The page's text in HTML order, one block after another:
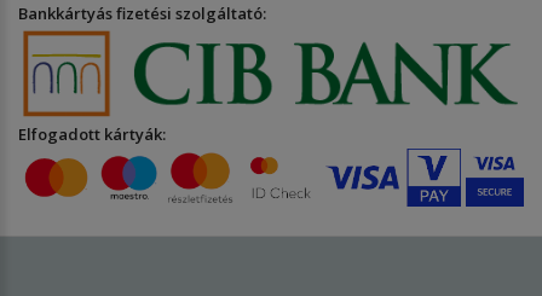
Bankkártyás fizetési szolgáltató:
Elfogadott kártyák: